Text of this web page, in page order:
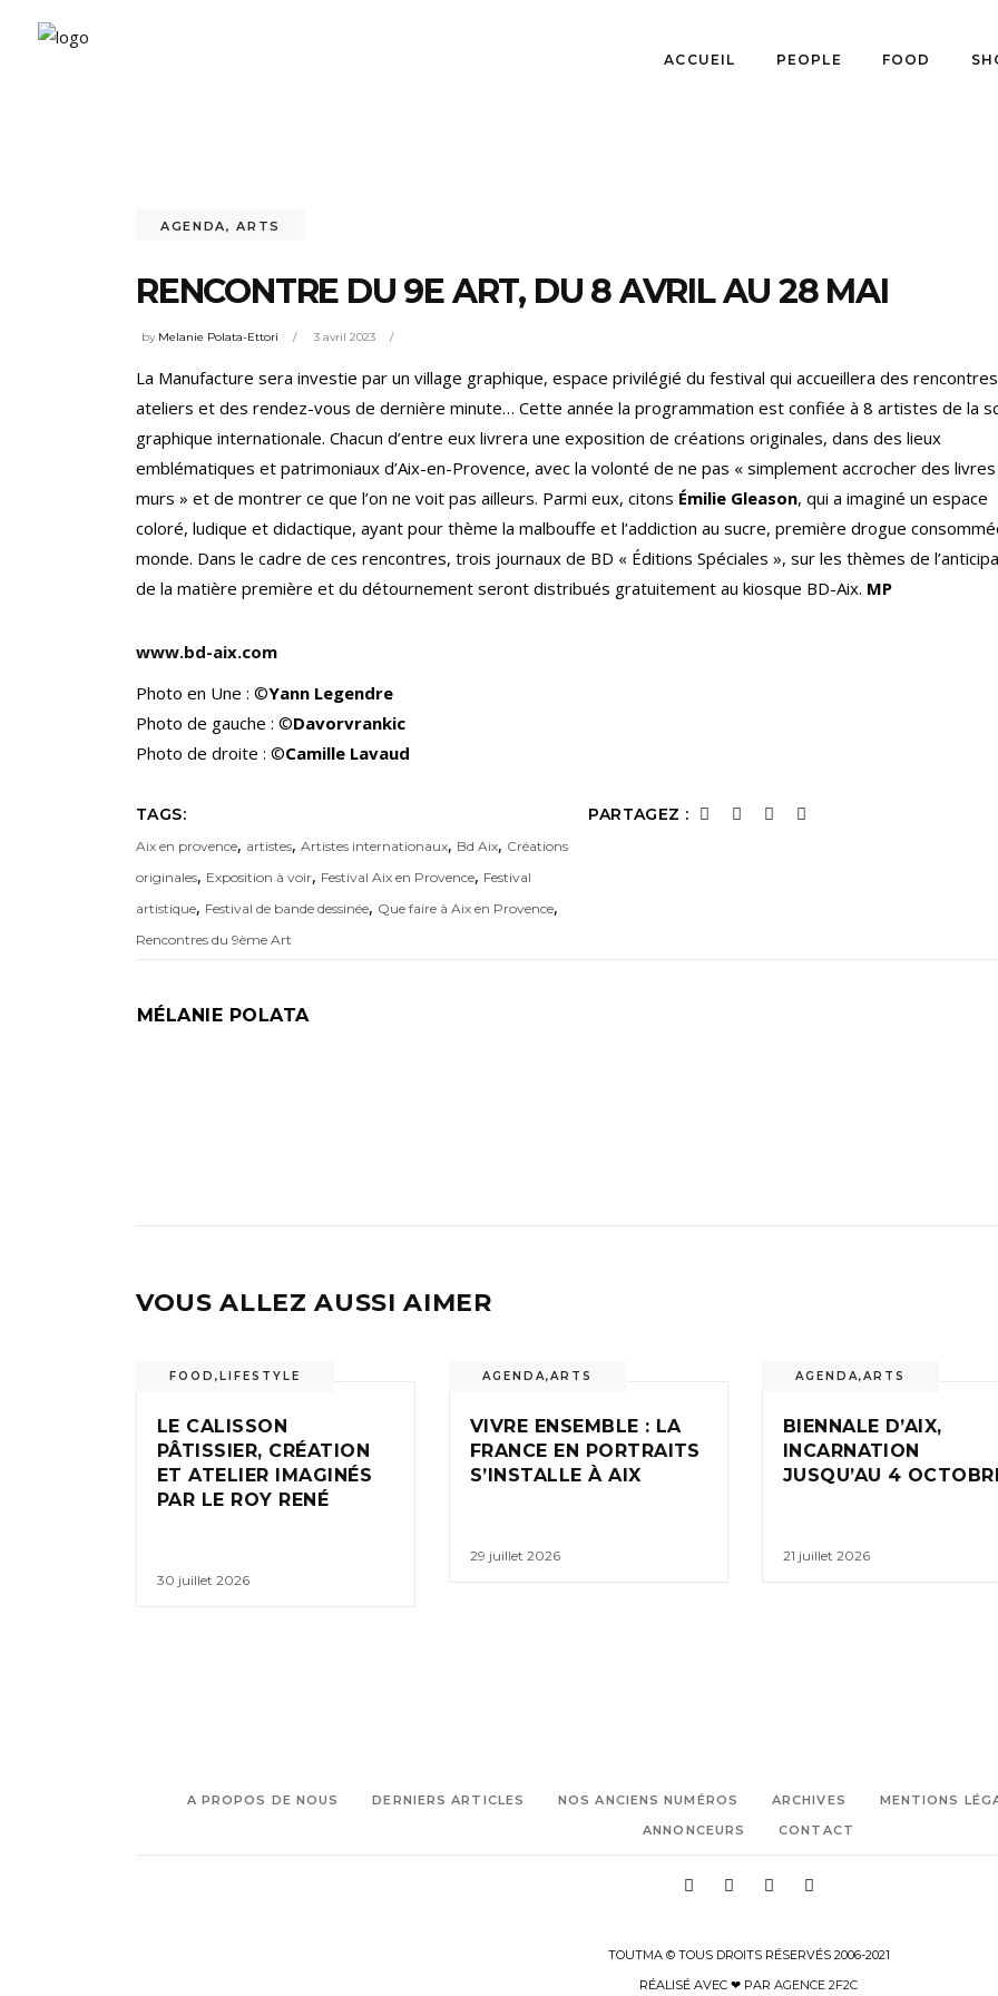
ACCUEIL PEOPLE FOOD
AGENDA,ARTS
RENCONTRE DU 9E ART, DU 8 AVRIL AU 28 MAI
by Melanie Polata-Ettori 3 avril 2023
La Manufacture sera investie par un village graphique, espace privilégié du festival qui accueillera des
ateliers et des rendez-vous de dernière minute… Cette année la programmation est confiée à 8 artistes de la
graphique internationale. Chacun d’entre eux livrera une exposition de créations originales, dans des lieux
emblématiques et patrimoniaux d’Aix-en-Provence, avec la volonté de ne pas « simplement accrocher des
murs » et de montrer ce que l’on ne voit pas ailleurs. Parmi eux, citons Émilie Gleason, qui a imaginé un espace
coloré, ludique et didactique, ayant pour thème la malbouffe et l’addiction au sucre, première drogue
monde. Dans le cadre de ces rencontres, trois journaux de BD « Éditions Spéciales », sur les thèmes de
de la matière première et du détournement seront distribués gratuitement au kiosque BD-Aix. MP
www.bd-aix.com
Photo en Une : ©Yann Legendre
Photo de gauche : ©Davorvrankic
Photo de droite : ©Camille Lavaud
TAGS:
Aix en provence, artistes, Artistes internationaux, Bd Aix, Créations
originales, Exposition à voir, Festival Aix en Provence, Festival
artistique, Festival de bande dessinée, Que faire à Aix en Provence,
Rencontres du 9ème Art
PARTAGEZ :
MÉLANIE POLATA
VOUS ALLEZ AUSSI AIMER
FOOD , LIFESTYLE
LE CALISSON
PÂTISSIER, CRÉATION
ET ATELIER IMAGINÉS
PAR LE ROY RENÉ
30 juillet 2026
AGENDA,ARTS
VIVRE ENSEMBLE : LA
FRANCE EN PORTRAITS
S’INSTALLE À AIX
29 juillet 2026
AGENDA,ARTS
BIENNALE D’AIX,
INCARNATION
JUSQU’AU 4
21 juillet 2026
A PROPOS DE NOUS DERNIERS ARTICLES NOS ANCIENS NUMÉROS ARCHIVES
MENTIONS
ANNONCEURS
CONTACT
TOUTMA © TOUS DROITS RÉSERVÉS 2006-2021
RÉALISÉ AVEC ❤ PAR AGENCE 2F2C